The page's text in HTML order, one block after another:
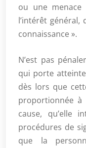
ou une
l’intérêt
connaissance ».
N’est pas
qui porte
dès lors que
proportionnée à
cause, qu’elle
procédures de
que la